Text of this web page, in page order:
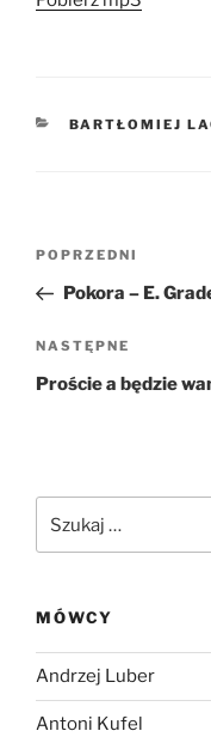
KATEGORIE
BARTŁOMIEJ
Nawigacja
Poprzedni
wpis
POPRZEDNI
Pokora – E.
Następny
wpis
NASTĘPNE
Proście a będzie
MÓWCY
Andrzej Luber
Antoni Kufel